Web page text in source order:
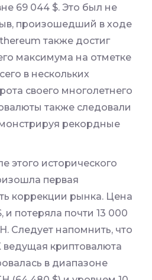
69 044 $. Это был не
произошедший в ходе
также достиг
максимума на отметке
в нескольких
своего многолетнего
также следовали
рекордные
этого исторического
первая
коррекции рынка. Цена
и потеряла почти 13 000
Следует напомнить, что
криптовалюта
в диапазоне